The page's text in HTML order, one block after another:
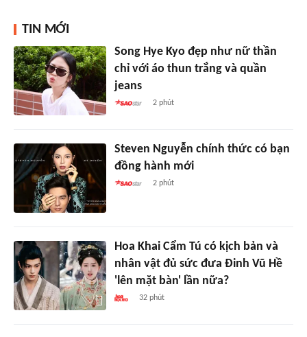
TIN MỚI
Song Hye Kyo đẹp như nữ thần
chỉ với áo thun trắng và quần
jeans
2 phút
Steven Nguyễn chính thức có bạn
đồng hành mới
2 phút
Hoa Khai Cẩm Tú có kịch bản và
nhân vật đủ sức đưa Đinh Vũ Hề
'lên mặt bàn' lần nữa?
32 phút